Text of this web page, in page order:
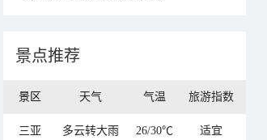
景点推荐
景区 天气 气温 旅游指数
三亚 多云转大雨 26/30℃ 适宜